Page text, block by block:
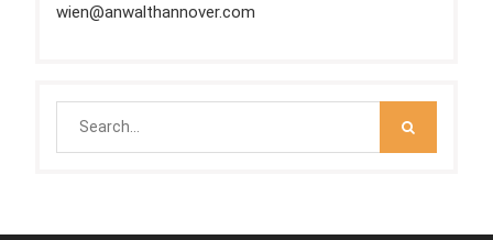
wien@anwalthannover.com